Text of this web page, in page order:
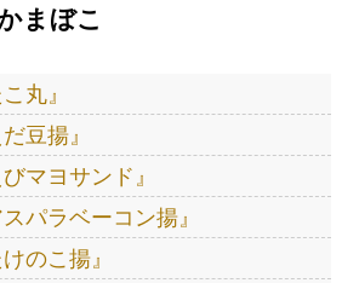
まぼこ
丸』
豆揚』
マヨサンド』
パラベーコン揚』
のこ揚』